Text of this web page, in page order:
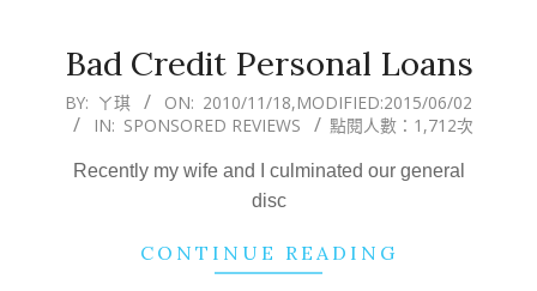
Bad Credit Personal Loans
2010-
11-
BY: ㄚ琪 ON: 2010/11/18,MODIFIED:2015/06/02
IN: SPONSORED REVIEWS 點閱人數：1,712次
Recently my wife and I culminated our general
disc
CONTINUE READING